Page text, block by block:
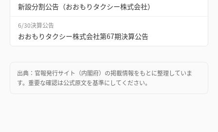
新設分割公告（おおもりタクシー株式会社）
6/30決算公告
おおもりタクシー株式会社第67期決算公告
出典： 官報発行サイト（内閣府） の掲載情報をもとに整理していま
す。重要な確認は公式原文を基準にしてください。